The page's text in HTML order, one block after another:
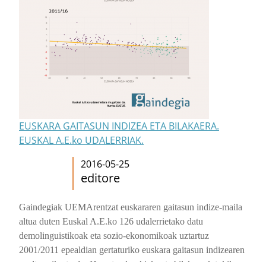
EUSKARA GAITASUN INDIZEA ETA BILAKAERA.
EUSKAL A.E.ko UDALERRIAK.
2016-05-25
editore
Gaindegiak UEMArentzat euskararen gaitasun indize-maila
altua duten Euskal A.E.ko 126 udalerrietako datu
demolinguistikoak eta sozio-ekonomikoak uztartuz
2001/2011 epealdian gertaturiko euskara gaitasun indizearen